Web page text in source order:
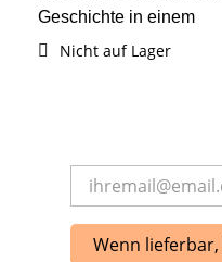
Geschichte in einem
Nicht auf Lager
Wenn